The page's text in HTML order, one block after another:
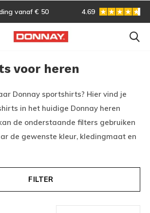
Vóór 13:00 uur besteld,
4.69
voor heren
Donnay sportshirts? Hier vind je
in het huidige Donnay heren
de onderstaande filters gebruiken
de gewenste kleur, kledingmaat en
FILTER